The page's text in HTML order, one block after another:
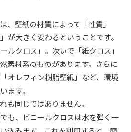
、壁紙の材質によって「性質」
が大きく変わるということです。
ルクロス」。次いで「紙クロス」
素材系のものがあります。さらに
オレフィン樹脂壁紙」など、環境
ます。
も同じではありません。
も、ビニールクロスは水を弾く一